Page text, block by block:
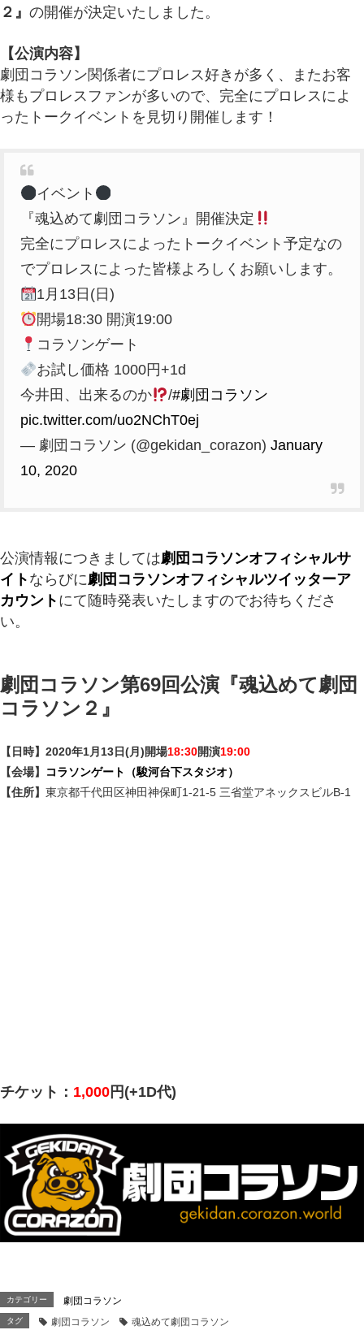
２』 の開催が決定いたしました。
【公演内容】
劇団コラソン関係者にプロレス好きが多く、またお客
様もプロレスファンが多いので、完全にプロレスによ
ったトークイベントを見切り開催します！
イベント
『魂込めて劇団コラソン』開催決定
完全にプロレスによったトークイベント予定なの
でプロレスによった皆様よろしくお願いします。
1月13日(日)
開場18:30 開演19:00
コラソンゲート
お試し価格 1000円+1d
今井田、出来るのか
/#劇団コラソン
pic.twitter.com/uo2NChT0ej
— 劇団コラソン (@gekidan_corazon) January
10, 2020
公演情報につきましては劇団コラソンオフィシャルサ
イト ならびに劇団コラソンオフィシャルツイッターア
カウント にて随時発表いたしますのでお待ちくださ
い。
劇団コラソン第69回公演『魂込めて劇団
コラソン２』
【日時】2020年1月13日(月)開場18:30開演19:00
【会場】
コラソンゲート（駿河台下スタジオ）
【住所】 東京都千代田区神田神保町1-21-5 三省堂アネックスビルB-1
チケット： 1,000 円(+1D代)
カテゴリー 劇団コラソン
タグ 劇団コラソン 魂込めて劇団コラソン